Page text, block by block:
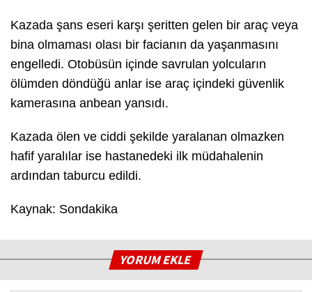
Kazada şans eseri karşı şeritten gelen bir araç veya
bina olmaması olası bir facianın da yaşanmasını
engelledi. Otobüsün içinde savrulan yolcuların
ölümden döndüğü anlar ise araç içindeki güvenlik
kamerasına anbean yansıdı.
Kazada ölen ve ciddi şekilde yaralanan olmazken
hafif yaralılar ise hastanedeki ilk müdahalenin
ardından taburcu edildi.
Kaynak: Sondakika
YORUM EKLE